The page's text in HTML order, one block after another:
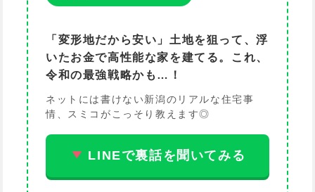
「変形地だから安い」土地を狙って、浮
いたお金で高性能な家を建てる。これ、
令和の最強戦略かも…！
ネットには書けない新潟のリアルな住宅事
情、スミコがこっそり教えます◎
LINEで裏話を聞いてみる